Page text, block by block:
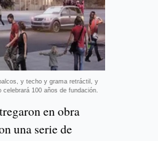
y techo y grama retráctil, y
100 años de fundación.
en obra
una serie de